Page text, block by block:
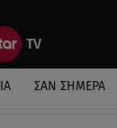
ΣΑΝ ΣΗΜΕΡΑ